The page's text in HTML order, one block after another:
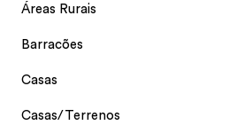
Áreas Rurais
Barracões
Casas
Casas/Terrenos